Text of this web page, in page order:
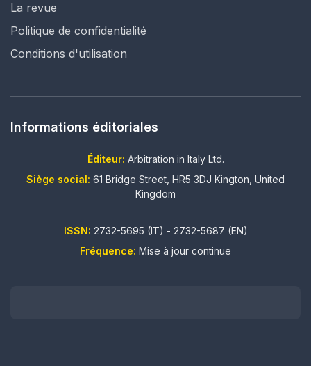
La revue
Politique de confidentialité
Conditions d'utilisation
Informations éditoriales
Éditeur: Arbitration in Italy Ltd.
Siège social: 61 Bridge Street, HR5 3DJ Kington, United
Kingdom
ISSN: 2732-5695 (IT) - 2732-5687 (EN)
Fréquence: Mise à jour continue